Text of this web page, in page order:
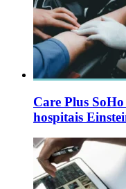
Care Plus
hospitais